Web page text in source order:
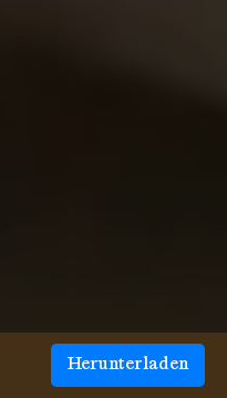
Herunterladen